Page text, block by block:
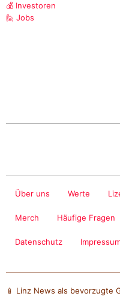
💰 Investoren
🙋 Jobs
Über uns Werte
Merch Häufige Fragen
Datenschutz
📱 Linz News als bevorzugte